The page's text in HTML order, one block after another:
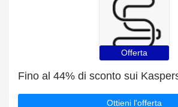
Offerta
Ottieni l'offerta